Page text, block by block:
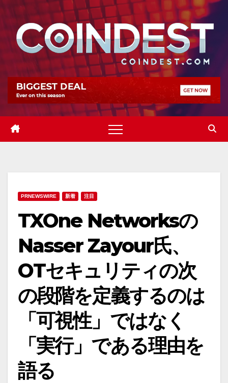
Skip
content
PRNEWSWIRE 新着 注目
TXOne Networksの
Nasser Zayour氏、
OTセキュリティの次
の段階を定義するのは
「可視性」ではなく
「実行」である理由を
語る